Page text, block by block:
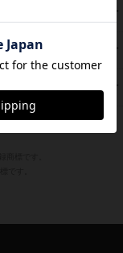
PT
PT
39 PT